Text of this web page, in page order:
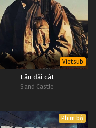
Vietsub
Lâu đài cát
Sand Castle
Phim bộ